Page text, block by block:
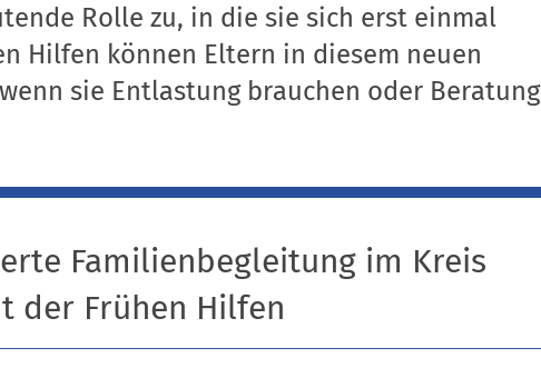
Rolle zu, in die sie sich erst einmal
Hilfen können Eltern in diesem neuen
sie Entlastung brauchen oder Beratung
Familienbegleitung im Kreis
der Frühen Hilfen